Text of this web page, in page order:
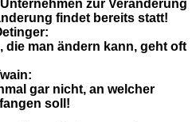
zur Veränderung
findet bereits statt!
die man ändern kann, geht oft
gar nicht, an welcher
soll!